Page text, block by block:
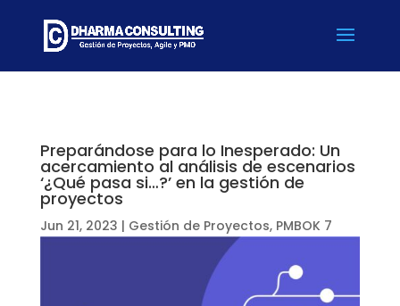
Preparándose para lo Inesperado: Un
acercamiento al análisis de escenarios
‘¿Qué pasa si…?’ en la gestión de
proyectos
Jun 21, 2023 | Gestión de Proyectos, PMBOK 7